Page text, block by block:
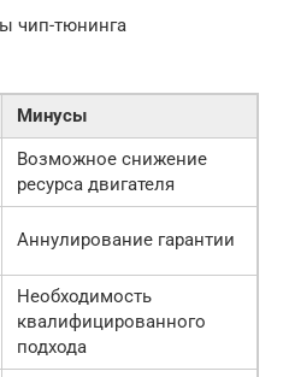
чип-тюнинга
Минусы
Возможное снижение
ресурса двигателя
Аннулирование гарантии
Необходимость
квалифицированного
подхода